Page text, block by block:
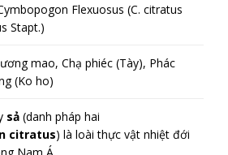
Flexuosus (C. citratus
Stapt.)
mao, Chạ phiéc (Tày), Phác
(Ko ho)
sả (danh pháp hai
citratus) là loài thực vật nhiệt đới